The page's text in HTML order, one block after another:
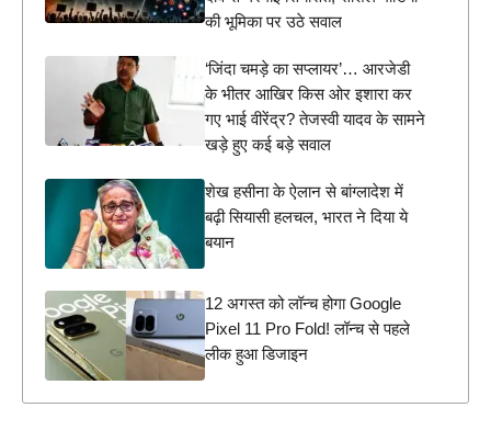
की भूमिका पर उठे सवाल
‘जिंदा चमड़े का सप्लायर’… आरजेडी
के भीतर आखिर किस ओर इशारा कर
गए भाई वीरेंद्र? तेजस्वी यादव के सामने
खड़े हुए कई बड़े सवाल
शेख हसीना के ऐलान से बांग्लादेश में
बढ़ी सियासी हलचल, भारत ने दिया ये
बयान
12 अगस्त को लॉन्च होगा Google
Pixel 11 Pro Fold! लॉन्च से पहले
लीक हुआ डिजाइन